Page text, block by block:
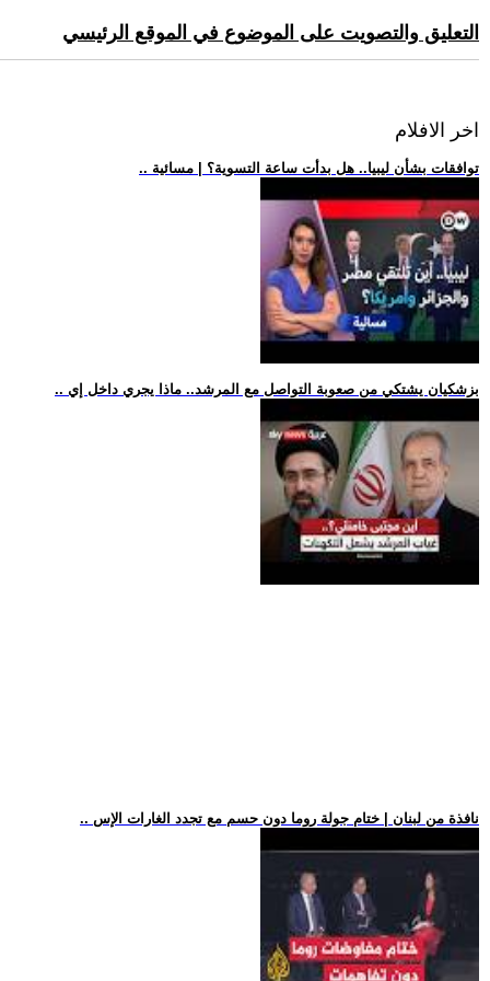
التعليق والتصويت على الموضوع في الموقع الرئيسي
اخر الافلام
.. توافقات بشأن ليبيا.. هل بدأت ساعة التسوية؟ | مسائية
.. بزشكيان يشتكي من صعوبة التواصل مع المرشد.. ماذا يجري داخل إي
.. نافذة من لبنان | ختام جولة روما دون حسم مع تجدد الغارات الإس